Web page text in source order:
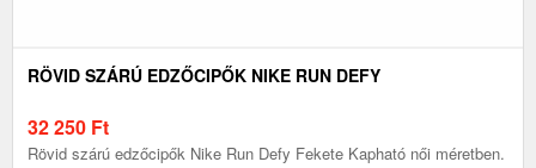
RÖVID SZÁRÚ EDZŐCIPŐK NIKE RUN DEFY
32 250 Ft
Rövid szárú edzőcipők Nike Run Defy Fekete Kapható női méretben.